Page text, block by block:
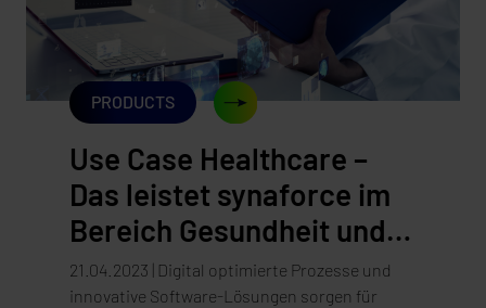
PRODUCTS
Use Case Healthcare –
Das leistet synaforce im
Bereich Gesundheit und
Medizin
21.04.2023 | Digital optimierte Prozesse und
innovative Software-Lösungen sorgen für